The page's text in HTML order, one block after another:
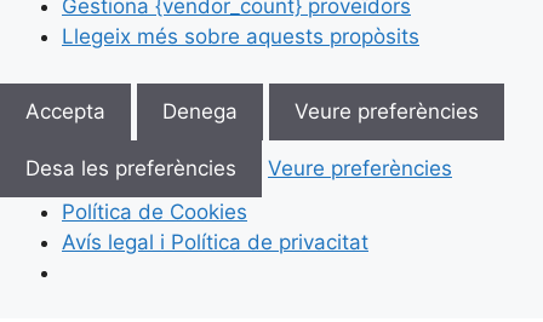
Gestiona {vendor_count} proveïdors
Llegeix més sobre aquests propòsits
Accepta Denega Veure preferències
Desa les preferències
Veure preferències
Política de Cookies
Avís legal i Política de privacitat